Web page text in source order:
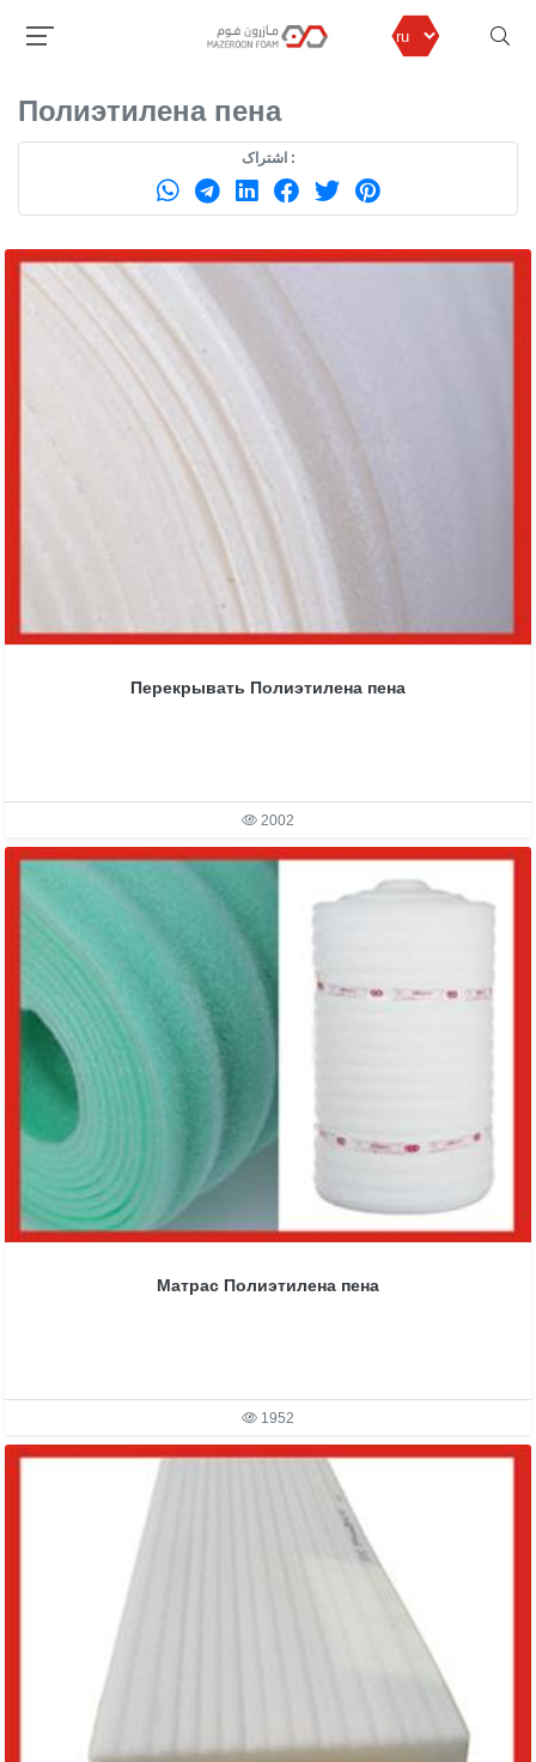
مازرون فوم Полиэтилена пена
Полиэтилена пена
اشتراک :
Перекрывать Полиэтилена пена
2002
Матрас Полиэтилена пена
1952